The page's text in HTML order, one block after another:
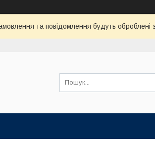
та повідомлення будуть